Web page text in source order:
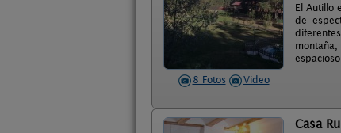
8 Fotos Video
El Autillo
de
Casa